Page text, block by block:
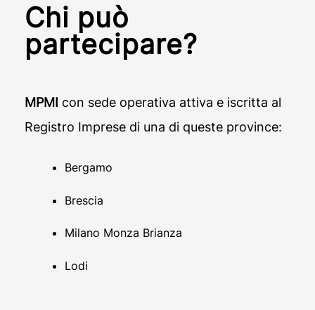
Chi può
partecipare?
MPMI con sede operativa attiva e iscritta al
Registro Imprese di una di queste province:
Bergamo
Brescia
Milano Monza Brianza
Lodi